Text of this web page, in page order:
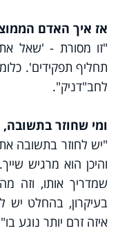
אז איך האדם
"זו מסורת - 'שאל
תחליף תפקידים'.
לחב"דניק".
ומי שחוזר
"יש לחוזר בתשובה
והיכן הוא מרגיש
שמדריך אותו, וזה
בעיקרון, בהחלט יש
איזה זרם יותר נוגע